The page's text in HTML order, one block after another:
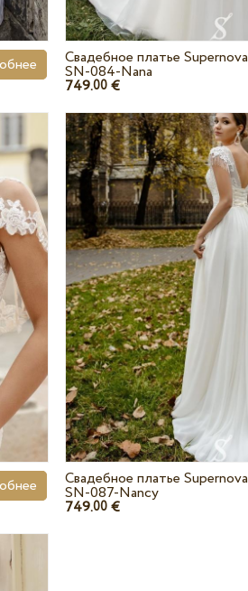
Свадебное платье Supernova
SN-084-Nana
749.00€
Свадебное платье Supernova
SN-087-Nancy
749.00€